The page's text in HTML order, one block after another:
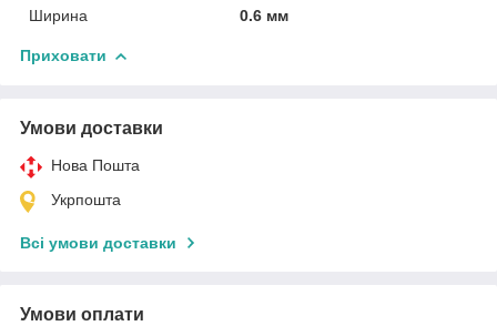
Ширина
0.6 мм
Приховати
Умови доставки
Нова Пошта
Укрпошта
Всі умови доставки
Умови оплати